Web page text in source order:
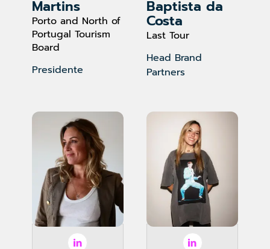
Martins
Porto and North of
Portugal Tourism
Board
Presidente
Baptista da
Costa
Last Tour
Head Brand
Partners